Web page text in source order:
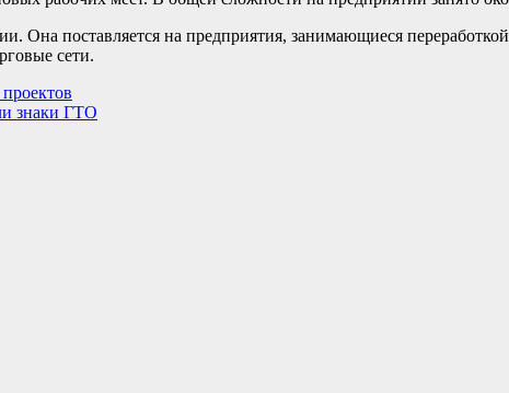
Она поставляется на предприятия, занимающиеся
сети.
знаки ГТО